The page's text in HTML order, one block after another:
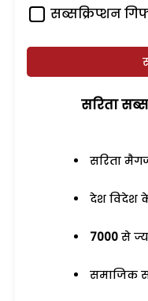
सब्सक्रिप्शन
सरिता
सरिता
देश विदेश
7000 से
समाजिक